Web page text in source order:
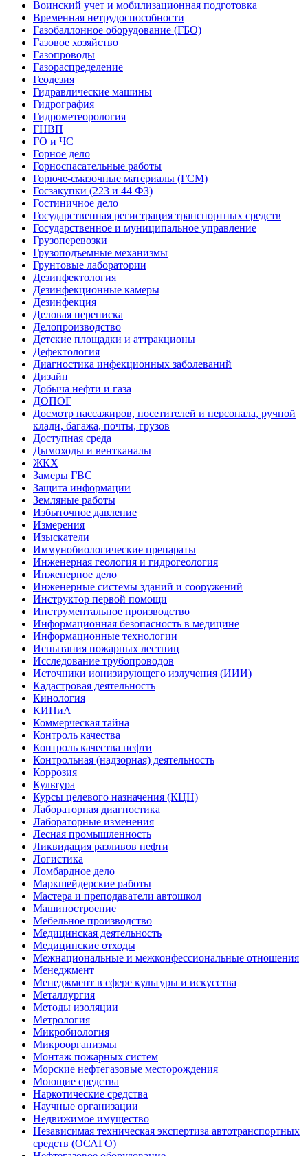
Воинский учет и мобилизационная подготовка
Временная нетрудоспособности
Газобаллонное оборудование (ГБО)
Газовое хозяйство
Газопроводы
Газораспределение
Геодезия
Гидравлические машины
Гидрография
Гидрометеорология
ГНВП
ГО и ЧС
Горное дело
Горноспасательные работы
Горюче-смазочные материалы (ГСМ)
Госзакупки (223 и 44 ФЗ)
Гостиничное дело
Государственная регистрация транспортных средств
Государственное и муниципальное управление
Грузоперевозки
Грузоподъемные механизмы
Грунтовые лаборатории
Дезинфектология
Дезинфекционные камеры
Дезинфекция
Деловая переписка
Делопроизводство
Детские площадки и аттракционы
Дефектология
Диагностика инфекционных заболеваний
Дизайн
Добыча нефти и газа
ДОПОГ
Досмотр пассажиров, посетителей и персонала, ручной
клади, багажа, почты, грузов
Доступная среда
Дымоходы и вентканалы
ЖКХ
Замеры ГВС
Защита информации
Земляные работы
Избыточное давление
Измерения
Изыскатели
Иммунобиологические препараты
Инженерная геология и гидрогеология
Инженерное дело
Инженерные системы зданий и сооружений
Инструктор первой помощи
Инструментальное производство
Информационная безопасность в медицине
Информационные технологии
Испытания пожарных лестниц
Исследование трубопроводов
Источники ионизирующего излучения (ИИИ)
Кадастровая деятельность
Кинология
КИПиА
Коммерческая тайна
Контроль качества
Контроль качества нефти
Контрольная (надзорная) деятельность
Коррозия
Культура
Курсы целевого назначения (КЦН)
Лабораторная диагностика
Лабораторные изменения
Лесная промышленность
Ликвидация разливов нефти
Логистика
Ломбардное дело
Маркшейдерские работы
Мастера и преподаватели автошкол
Машиностроение
Мебельное производство
Медицинская деятельность
Медицинские отходы
Межнациональные и межконфессиональные отношения
Менеджмент
Менеджмент в сфере культуры и искусства
Металлургия
Методы изоляции
Метрология
Микробиология
Микроорганизмы
Монтаж пожарных систем
Морские нефтегазовые месторождения
Моющие средства
Наркотические средства
Научные организации
Недвижимое имущество
Независимая техническая экспертиза автотранспортных
средств (ОСАГО)